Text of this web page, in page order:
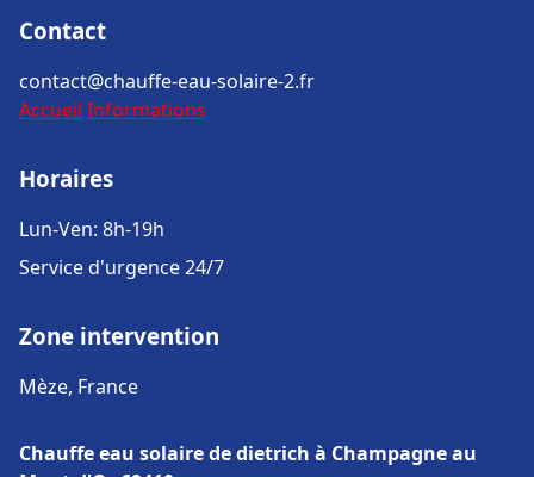
Contact
contact@chauffe-eau-solaire-2.fr
Accueil Informations
Horaires
Lun-Ven: 8h-19h
Service d'urgence 24/7
Zone intervention
Mèze, France
Chauffe eau solaire de dietrich à Champagne au